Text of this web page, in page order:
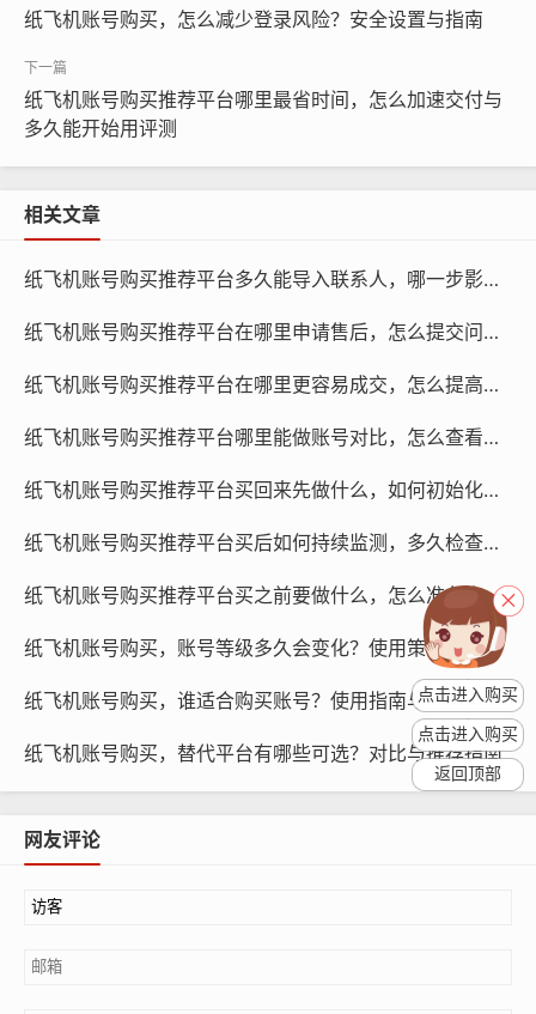
支付宝支付：支付宝作为国内领先的第三方支付平台，拥
有较高的安全性和可靠性，消费者可以在支付宝官方网站
或APP上进行纸飞机账号的购买，并使用支付宝账户进行
支付。
微信支付：微信支付是国内另一大第三方支付平台，同样
具有较高的安全性和可靠性，消费者可以在微信APP上进
付，消费者需要开通网银业务，并确保所使用的银行卡为
实名认证，在购买纸飞机账号时，消费者需要选择与银行
纸飞机账号购买, 在线购买tg账号, 电报聊天账号购买,wdd
纸飞机账号购买，怎么减少登录风险？安全设置与指南
纸飞机账号购买推荐平台哪里最省时间，怎么加速交付与
多久能开始用评测
相关文章
纸飞机账号购买推荐平台多久能导入联系人，哪一步影响速度与如何处理教程
纸飞机账号购买推荐平台在哪里申请售后，怎么提交问题与多久有结果指南
纸飞机账号购买推荐平台在哪里更容易成交，怎么提高成功率与多久下单到账
纸飞机账号购买推荐平台哪里能做账号对比，怎么查看差异与为什么要对比策略
纸飞机账号购买推荐平台买回来先做什么，如何初始化与什么时候操作更好指南
纸飞机账号购买推荐平台买后如何持续监测，多久检查一次与哪些指标关键学习
纸飞机账号购买推荐平台买之前要做什么，怎么准备资料与为何必看清单
纸飞机账号购买，账号等级多久会变化？使用策略与预测研究
纸飞机账号购买，谁适合购买账号？使用指南与学习路线
纸飞机账号购买，替代平台有哪些可选？对比与推荐指南
网友评论
点击进入购买
点击进入购买
返回顶部